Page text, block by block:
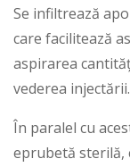
Se infiltrează
care facilitează
aspirarea
vederea injectării.
În paralel cu
eprubetă sterilă,